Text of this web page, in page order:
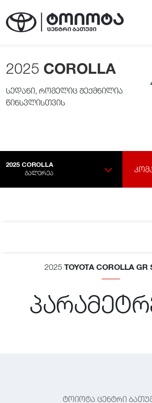
2025 COROLLA
სედანი, რომელიც შექმნილია
წინსვლისთვის
2025 COROLLA
ᲒᲐᲚᲔᲠᲔᲐ
2025 TOYOTA COROLLA GR
ტოიოტა ცენტრი